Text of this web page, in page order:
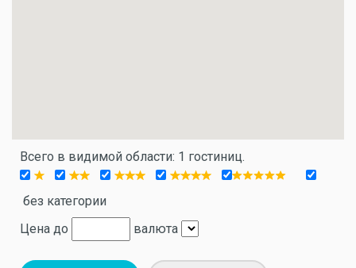
Всего в видимой области: 1 гостиниц.
без категории
Цена до
валюта